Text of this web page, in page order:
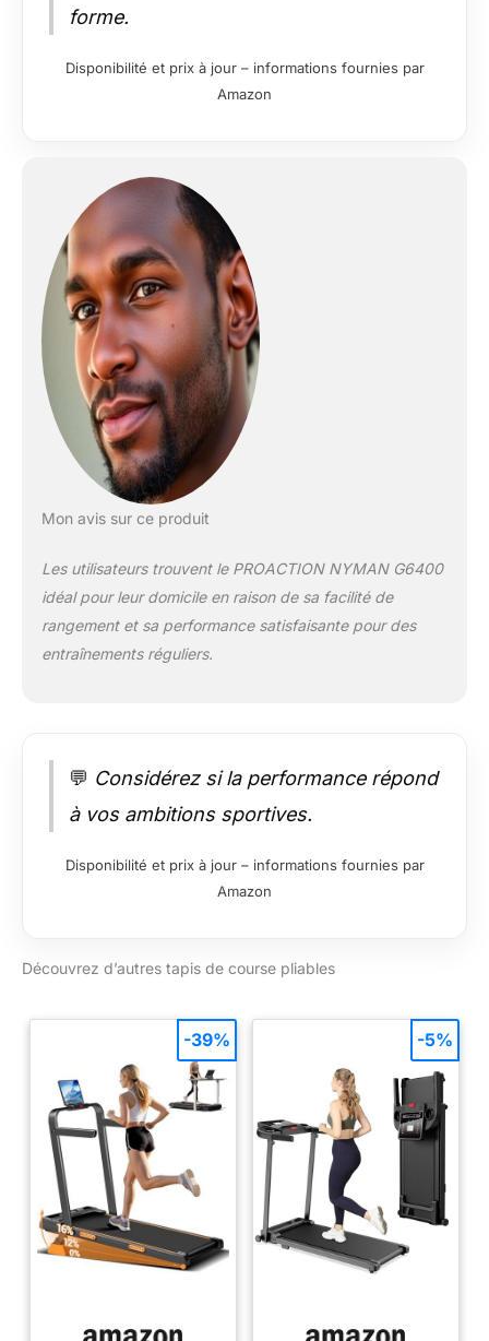
forme.
Disponibilité et prix à jour – informations fournies par
Amazon
Mon avis sur ce produit
Les utilisateurs trouvent le PROACTION NYMAN G6400
idéal pour leur domicile en raison de sa facilité de
rangement et sa performance satisfaisante pour des
entraînements réguliers.
💬 Considérez si la performance répond
à vos ambitions sportives.
Disponibilité et prix à jour – informations fournies par
Amazon
Découvrez d’autres tapis de course pliables
-39% -5%